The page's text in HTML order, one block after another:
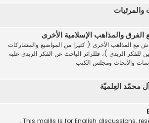
والمذاهب الإسلامية الأخرى
مع المذاهب الأخرى ( كثيرا من المواضيع والمشاركات
للفكر الزيدي )، فللزائر الباحث عن الفكر الزيدي عليه
والأبحاث ومجلس الكتب.
محمّد العِلميّة
This majlis is for English discussions,